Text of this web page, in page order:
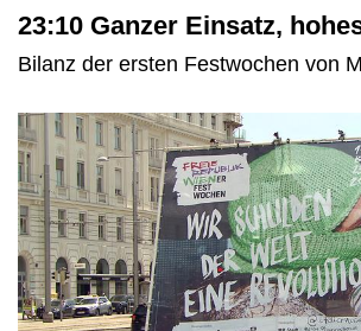
23:10 Ganzer Einsatz,
Bilanz der ersten Festwochen von